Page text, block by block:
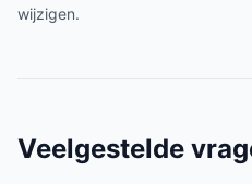
wijzigen.
Veelgestelde